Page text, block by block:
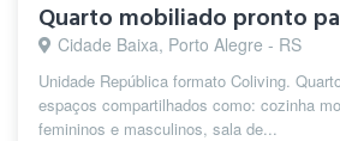
Cidade Baixa, Porto Alegre - RS
Unidade República formato Coliving.
espaços compartilhados como: cozinha
femininos e masculinos, sala de...